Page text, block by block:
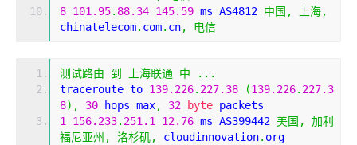
8 101.95. 88.34 145.59 ms AS4812 中国,
上海,
chinatelecom. com. cn, 电信
测试路由 到 上海联通 中
...
traceroute to 139.226. 227.38 (139.226. 227.3
8), 30 hops max, 32 byte packets
1
156.233. 251.1 12.76 ms AS399442 美国,
加利
福尼亚州,
洛杉矶, cloudinnovation. org